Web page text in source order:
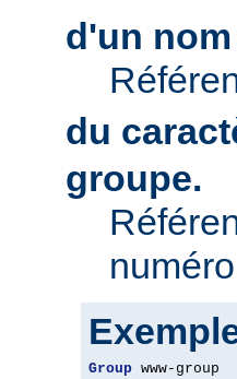
d'un
du
groupe.
Group www-group